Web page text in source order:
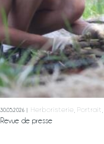
30.05.2026 Herboristerie Portrait
Revue de presse
Contact
Mon Panier